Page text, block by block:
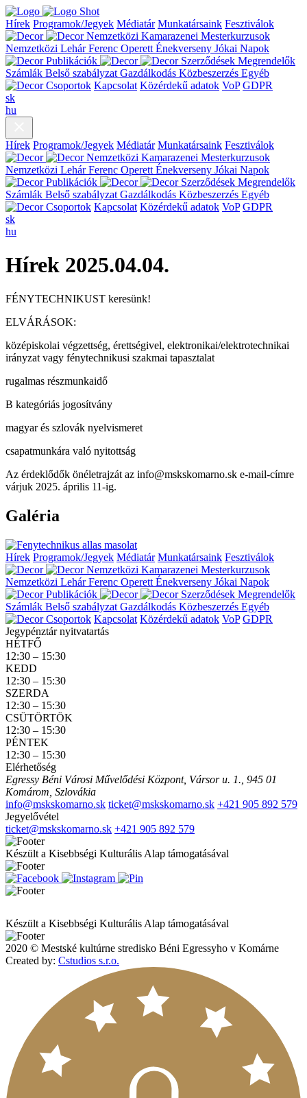
Hírek Programok/Jegyek Médiatár Munkatársaink Fesztiválok
Nemzetközi Kamarazenei Mesterkurzusok
Nemzetközi Lehár Ferenc Operett Énekverseny Jókai Napok
Publikációk
Szerződések Megrendelők
Számlák Belső szabályzat Gazdálkodás Közbeszerzés Egyéb
Csoportok Kapcsolat Közérdekű adatok VoP GDPR
sk
hu
Hírek Programok/Jegyek Médiatár Munkatársaink Fesztiválok
Nemzetközi Kamarazenei Mesterkurzusok
Nemzetközi Lehár Ferenc Operett Énekverseny Jókai Napok
Publikációk
Szerződések Megrendelők
Számlák Belső szabályzat Gazdálkodás Közbeszerzés Egyéb
Csoportok Kapcsolat Közérdekű adatok VoP GDPR
sk
hu
Hírek 2025.04.04.
FÉNYTECHNIKUST keresünk!
ELVÁRÁSOK:
középiskolai végzettség, érettségivel, elektronikai/elektrotechnikai
irányzat vagy fénytechnikusi szakmai tapasztalat
rugalmas részmunkaidő
B kategóriás jogosítvány
magyar és szlovák nyelvismeret
csapatmunkára való nyitottság
Az érdeklődők önéletrajzát az info@mskskomarno.sk e-mail-címre
várjuk 2025. április 11-ig.
Galéria
Hírek Programok/Jegyek Médiatár Munkatársaink Fesztiválok
Nemzetközi Kamarazenei Mesterkurzusok
Nemzetközi Lehár Ferenc Operett Énekverseny Jókai Napok
Publikációk
Szerződések Megrendelők
Számlák Belső szabályzat Gazdálkodás Közbeszerzés Egyéb
Csoportok Kapcsolat Közérdekű adatok VoP GDPR
Jegypénztár nyitvatartás
HÉTFŐ
12:30 – 15:30
KEDD
12:30 – 15:30
SZERDA
12:30 – 15:30
CSÜTÖRTÖK
12:30 – 15:30
PÉNTEK
12:30 – 15:30
Elérhetőség
Egressy Béni Városi Művelődési Központ, Vársor u. 1., 945 01
Komárom, Szlovákia
info@mskskomarno.sk ticket@mskskomarno.sk +421 905 892 579
Jegyelővétel
ticket@mskskomarno.sk +421 905 892 579
Készült a Kisebbségi Kulturális Alap támogatásával
Készült a Kisebbségi Kulturális Alap támogatásával
2020 © Mestské kultúrne stredisko Béni Egressyho v Komárne
Created by: Cstudios s.r.o.